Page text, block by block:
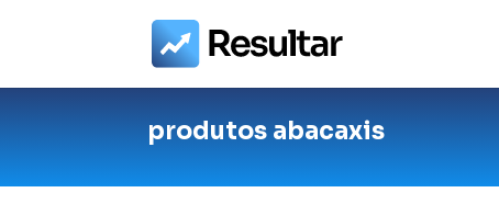
produtos abacaxis